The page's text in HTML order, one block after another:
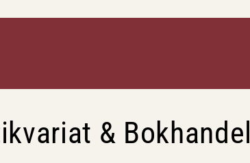
& Bokhandel